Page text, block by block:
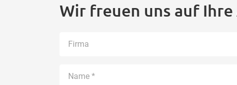
Kontaktformular
Wir freuen uns auf